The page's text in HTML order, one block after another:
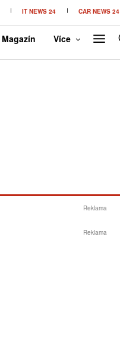
IT NEWS 24 CAR NEWS 24
Magazín Více
Reklama
Reklama